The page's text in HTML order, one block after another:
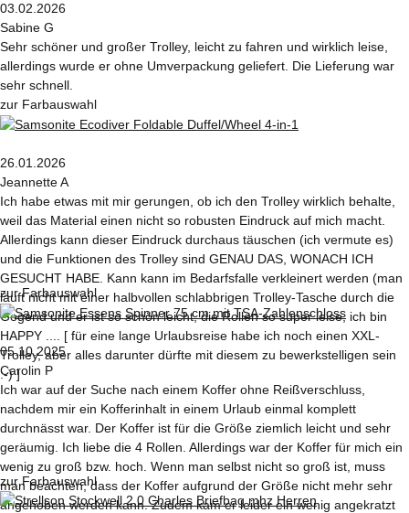
03.02.2026
Sabine G
Sehr schöner und großer Trolley, leicht zu fahren und wirklich leise,
allerdings wurde er ohne Umverpackung geliefert. Die Lieferung war
sehr schnell.
zur Farbauswahl
26.01.2026
Jeannette A
Ich habe etwas mit mir gerungen, ob ich den Trolley wirklich behalte,
weil das Material einen nicht so robusten Eindruck auf mich macht.
Allerdings kann dieser Eindruck durchaus täuschen (ich vermute es)
und die Funktionen des Trolley sind GENAU DAS, WONACH ICH
GESUCHT HABE. Kann kann im Bedarfsfalle verkleinert werden (man
läuft nicht mit einer halbvollen schlabbrigen Trolley-Tasche durch die
Gegend und er ist so schön leicht, die Rollen so super leise, ich bin
HAPPY .... [ für eine lange Urlaubsreise habe ich noch einen XXL-
Trolley, aber alles darunter dürfte mit diesem zu bewerkstelligen sein
:-) ]
zur Farbauswahl
05.10.2025
Carolin P
Ich war auf der Suche nach einem Koffer ohne Reißverschluss,
nachdem mir ein Kofferinhalt in einem Urlaub einmal komplett
durchnässt war. Der Koffer ist für die Größe ziemlich leicht und sehr
geräumig. Ich liebe die 4 Rollen. Allerdings war der Koffer für mich ein
wenig zu groß bzw. hoch. Wenn man selbst nicht so groß ist, muss
man beachten, dass der Koffer aufgrund der Größe nicht mehr sehr
angehoben werden kann. Zudem kam er leider ein wenig angekratzt
zur Farbauswahl